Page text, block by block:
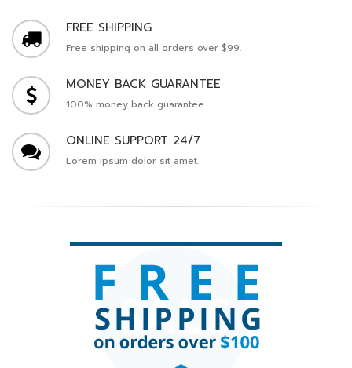
FREE SHIPPING
Free shipping on all orders over $99.
MONEY BACK GUARANTEE
100% money back guarantee.
ONLINE SUPPORT 24/7
Lorem ipsum dolor sit amet.